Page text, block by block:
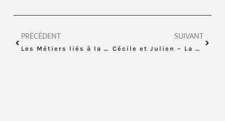
PRÉCÉDENT
Les Métiers liés à la Magie de Noël !
SUIVANT
Cécile et Julien – La Céramique à Portée de Mains